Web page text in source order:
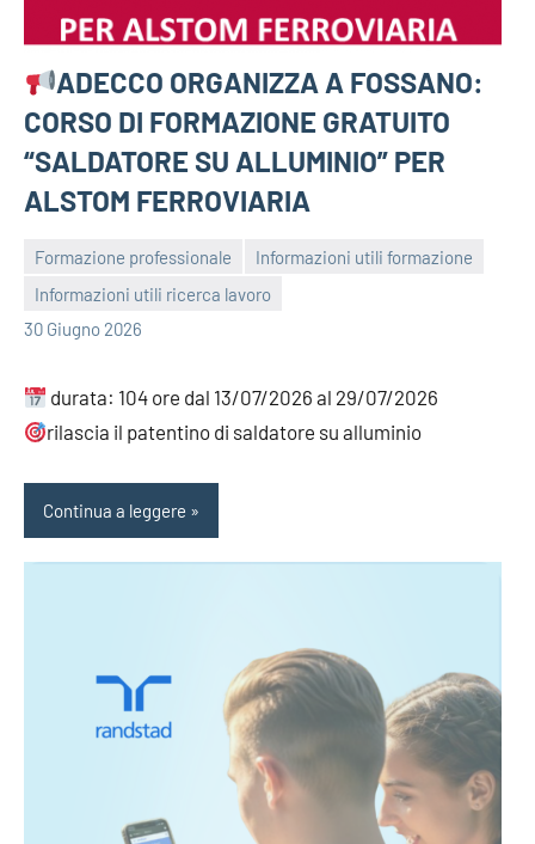
ADECCO ORGANIZZA A FOSSANO:
CORSO DI FORMAZIONE GRATUITO
“SALDATORE SU ALLUMINIO” PER
ALSTOM FERROVIARIA
Formazione professionale
Informazioni utili formazione
Informazioni utili ricerca lavoro
30 Giugno 2026
bragiovani
durata: 104 ore dal 13/07/2026 al 29/07/2026
rilascia il patentino di saldatore su alluminio
Continua a leggere